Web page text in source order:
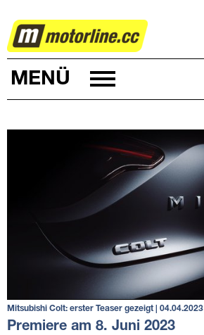
AUTOWELT
MENÜ
Mitsubishi Colt: erster Teaser gezeigt | 04.04.2023
Premiere am 8. Juni 2023